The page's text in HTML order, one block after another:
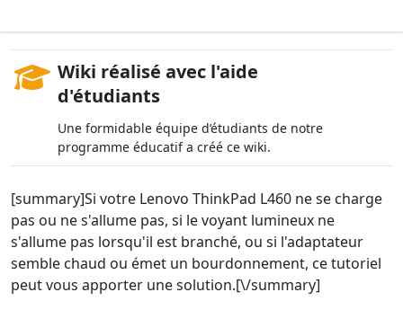
Wiki réalisé avec l'aide
d'étudiants
Une formidable équipe d’étudiants de notre
programme éducatif a créé ce wiki.
[summary]Si votre Lenovo ThinkPad L460 ne se charge
pas ou ne s'allume pas, si le voyant lumineux ne
s'allume pas lorsqu'il est branché, ou si l'adaptateur
semble chaud ou émet un bourdonnement, ce tutoriel
peut vous apporter une solution.[\/summary]